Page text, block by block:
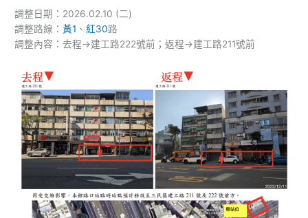
調整日期：2026.02.10 (二)
調整路線：黃1 、紅30路
調整內容：去程→建工路222號前；返程→建工路211號前
黃
1、
紅
30
「本
館
路
口」
站
牌
時